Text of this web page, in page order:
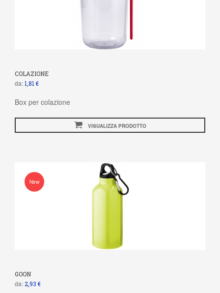
COLAZIONE
da:1,81 €
Box per colazione
VISUALIZZA PRODOTTO
New
GOON
da:2,93 €